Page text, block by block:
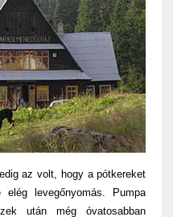
az volt, hogy a pótkereket
levegőnyomás. Pumpa
után még óvatosabban